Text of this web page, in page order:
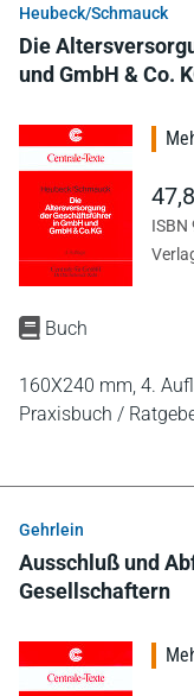
Heubeck/Schmauck
Die
und GmbH & Co.
Buch
160X240 mm, 4.
Praxisbuch /
ISBN
Gehrlein
Ausschluß und
Gesellschaftern